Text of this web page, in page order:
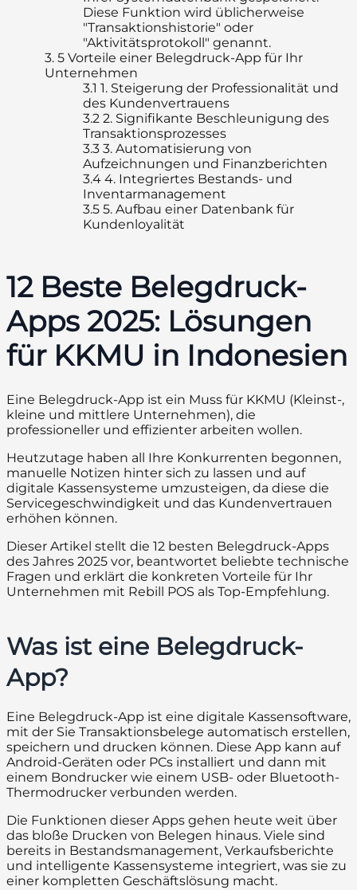
Diese Funktion wird üblicherweise
"Transaktionshistorie" oder
"Aktivitätsprotokoll" genannt.
3. 5 Vorteile einer Belegdruck-App für Ihr
Unternehmen
3.1 1. Steigerung der Professionalität und
des Kundenvertrauens
3.2 2. Signifikante Beschleunigung des
Transaktionsprozesses
3.3 3. Automatisierung von
Aufzeichnungen und Finanzberichten
3.4 4. Integriertes Bestands- und
Inventarmanagement
3.5 5. Aufbau einer Datenbank für
Kundenloyalität
12 Beste Belegdruck-
Apps 2025: Lösungen
für KKMU in Indonesien
Eine Belegdruck-App ist ein Muss für KKMU (Kleinst-,
kleine und mittlere Unternehmen), die
professioneller und effizienter arbeiten wollen.
Heutzutage haben all Ihre Konkurrenten begonnen,
manuelle Notizen hinter sich zu lassen und auf
digitale Kassensysteme umzusteigen, da diese die
Servicegeschwindigkeit und das Kundenvertrauen
erhöhen können.
Dieser Artikel stellt die 12 besten Belegdruck-Apps
des Jahres 2025 vor, beantwortet beliebte technische
Fragen und erklärt die konkreten Vorteile für Ihr
Unternehmen mit Rebill POS als Top-Empfehlung.
Was ist eine Belegdruck-
App?
Eine Belegdruck-App ist eine digitale Kassensoftware,
mit der Sie Transaktionsbelege automatisch erstellen,
speichern und drucken können. Diese App kann auf
Android-Geräten oder PCs installiert und dann mit
einem Bondrucker wie einem USB- oder Bluetooth-
Thermodrucker verbunden werden.
Die Funktionen dieser Apps gehen heute weit über
das bloße Drucken von Belegen hinaus. Viele sind
bereits in Bestandsmanagement, Verkaufsberichte
und intelligente Kassensysteme integriert, was sie zu
einer kompletten Geschäftslösung macht.